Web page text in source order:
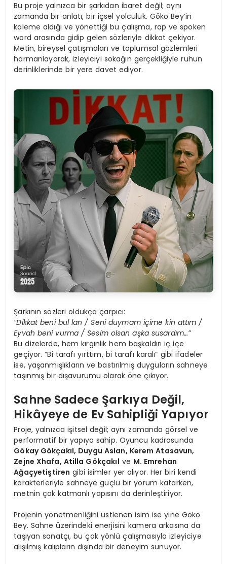
Bu proje yalnızca bir şarkıdan ibaret değil; aynı
zamanda bir anlatı, bir içsel yolculuk. Göko Bey’in
kaleme aldığı ve yönettiği bu çalışma, rap ve spoken
word arasında gidip gelen sözleriyle dikkat çekiyor.
Metin, bireysel çatışmaları ve toplumsal gözlemleri
harmanlayarak, izleyiciyi sokağın gerçekliğiyle ruhun
derinliklerinde bir yere davet ediyor.
Şarkının sözleri oldukça çarpıcı:
“Dikkat beni bul lan / Seni duymam içime kin attım /
Eyvah beni vurma / Sesim olsan aşka susardım…”
Bu dizelerde, hem kırgınlık hem başkaldırı iç içe
geçiyor. “Bi tarafı yırttım, bi tarafı karalı” gibi ifadeler
ise, yaşanmışlıkların ve bastırılmış duyguların sahneye
taşınmış bir dışavurumu olarak öne çıkıyor.
Sahne Sadece Şarkıya Değil,
Hikâyeye de Ev Sahipliği Yapıyor
Proje, yalnızca işitsel değil; aynı zamanda görsel ve
performatif bir yapıya sahip. Oyuncu kadrosunda
Gökay Gökçakıl, Duygu Aslan, Kerem Atasavun,
Zejne Xhafa, Atilla Gökçakıl ve M. Emrehan
Ağaçyetiştiren gibi isimler yer alıyor. Her biri kendi
karakterleriyle sahneye güçlü bir yorum katarken,
metnin çok katmanlı yapısını da derinleştiriyor.
Projenin yönetmenliğini üstlenen isim ise yine Göko
Bey. Sahne üzerindeki enerjisini kamera arkasına da
taşıyan sanatçı, bu çok yönlü çalışmasıyla izleyiciye
alışılmış kalıpların dışında bir deneyim sunuyor.